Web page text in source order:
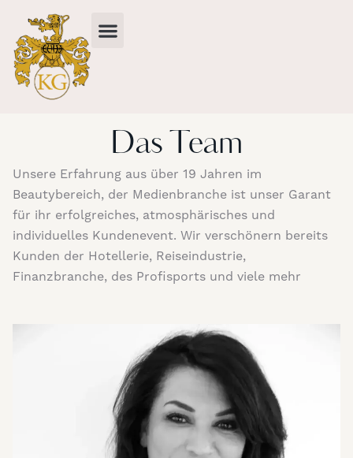
Das Team
Unsere Erfahrung aus über 19 Jahren im
Beautybereich, der Medienbranche ist unser Garant
für ihr erfolgreiches, atmosphärisches und
individuelles Kundenevent. Wir verschönern bereits
Kunden der Hotellerie, Reiseindustrie,
Finanzbranche, des Profisports und viele mehr